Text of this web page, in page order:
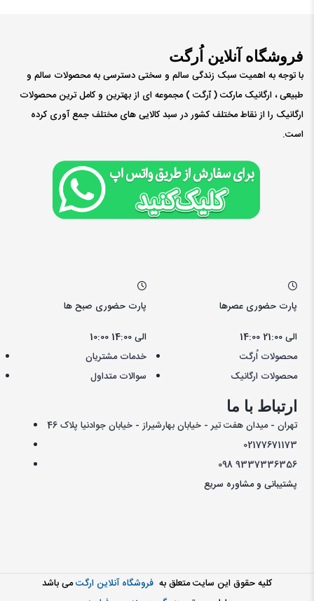
فروشگاه آنلاین اُرگت
با توجه به اهمیت سبک زندگی سالم و سختی دسترسی به محصولات سالم و
طبیعی ، ارگانیک مارکت ( ٱرگت ) مجموعه ای از بهترین و کامل ترین محصولات
ارگانیک را از نقاط مختلف کشور در سبد کالایی های مختلف جمع آوری کرده
است.
پارت حضوری صبح ها
10:00 الی 14:00
پارت حضوری عصرها
14:00 الی 21:00
خدمات مشتریان
سوالات متداول
محصولات اُرگت
محصولات ارگانیک
ارتباط با ما
تهران - میدان هفت تیر - خیابان بهارشیراز - خیابان جوادنیا پلاک 46
02177671173
0989337336356
پشتیبانی و مشاوره سریع
کليه حقوق اين سايت متعلق به فروشگاه آنلاین ارگتمی باشد